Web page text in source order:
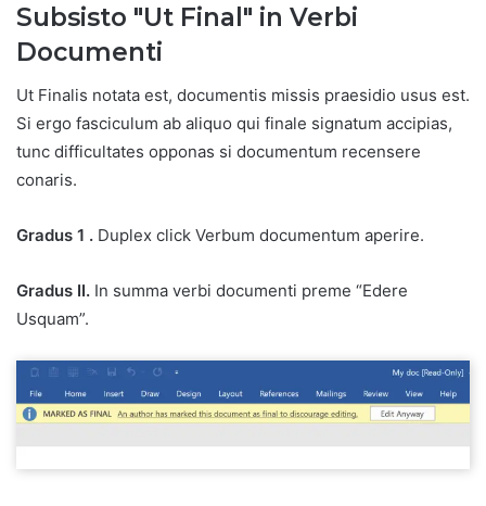
Subsisto "Ut Final" in Verbi
Documenti
Ut Finalis notata est, documentis missis praesidio usus est.
Si ergo fasciculum ab aliquo qui finale signatum accipias,
tunc difficultates opponas si documentum recensere
conaris.
Gradus 1 . Duplex click Verbum documentum aperire.
Gradus II. In summa verbi documenti preme “Edere
Usquam”.